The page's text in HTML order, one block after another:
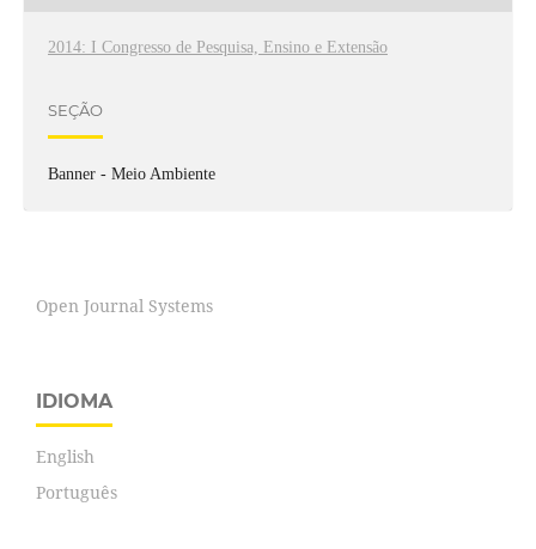
2014: I Congresso de Pesquisa, Ensino e Extensão
SEÇÃO
Banner - Meio Ambiente
Open Journal Systems
IDIOMA
English
Português